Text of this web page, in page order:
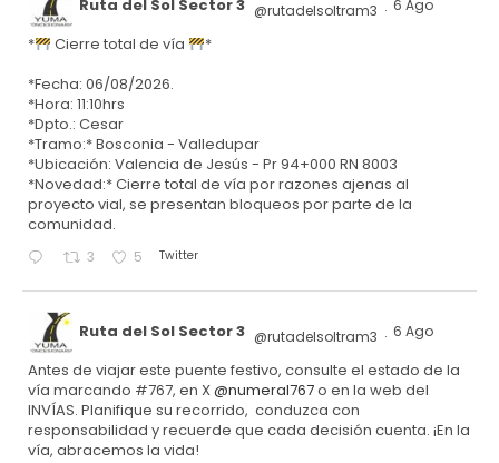
Ruta del Sol Sector 3 @rutadelsoltram3 · 6 Ago
* Cierre total de vía
*
*Fecha: 06/08/2026.
*Hora: 11:10hrs
*Dpto.: Cesar
*Tramo:* Bosconia - Valledupar
*Ubicación: Valencia de Jesús - Pr 94+000 RN 8003
*Novedad:* Cierre total de vía por razones ajenas al
proyecto vial, se presentan bloqueos por parte de la
comunidad.
3 5 Twitter
Ruta del Sol Sector 3 @rutadelsoltram3 · 6 Ago
Antes de viajar este puente festivo, consulte el estado de la
vía marcando #767, en X@numeral767o en la web del
INVÍAS. Planifique su recorrido, conduzca con
responsabilidad y recuerde que cada decisión cuenta. ¡En la
vía, abracemos la vida!